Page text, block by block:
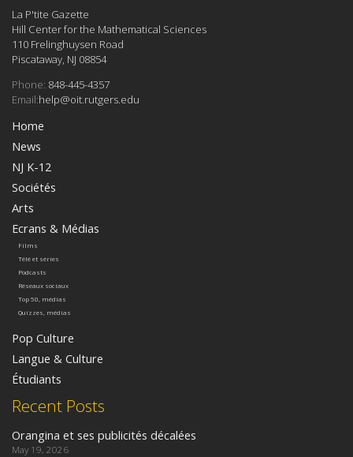
Recent Posts
Orangina et ses publicités décalées
May 19, 2026
Home
News
NJ K-12
Sociétés
Arts
Ecrans & Médias
Films
Télé et séries
Podcasts
Réseaux sociaux
Top 50, médias
Quizzes, médias
Pop Culture
Langue & Culture
Étudiants
La P'tite Gazette
Hill Center for the Mathematical Sciences
110 Frelinghuysen Road
Piscataway, NJ 08854
Phone: 848-445-4357
Email:help@oit.rutgers.edu